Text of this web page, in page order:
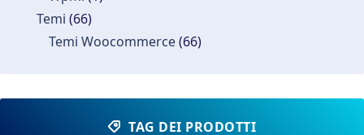
Temi (66)
Temi Woocommerce(66)
TAG DEI PRODOTTI